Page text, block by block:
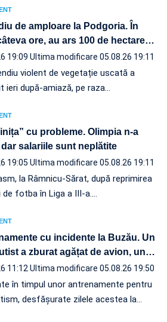
de amploare la Podgoria. În
ore, au ars 100 de hectare…
19:09 Ultima modificare 05.08.26 19:11
violent de vegetație uscată a
ieri după-amiază, pe raza…
cu probleme. Olimpia n-a
dar salariile sunt neplătite
19:05 Ultima modificare 05.08.26 19:11
la Râmnicu-Sărat, după reprimirea
de fotba în Liga a III-a.…
cu incidente la Buzău. Un
a zburat agățat de avion, un…
11:12Ultima modificare 05.08.26 19:50
în timpul unor antrenamente pentru
desfășurate zilele acestea la…